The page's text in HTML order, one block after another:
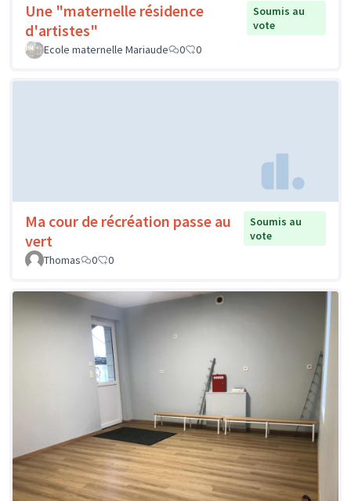
Une "maternelle résidence
d'artistes"
Soumis au
vote
Ecole maternelle Mariaude
0 0
Ma cour de récréation passe au
vert
Soumis au
vote
Thomas
0 0